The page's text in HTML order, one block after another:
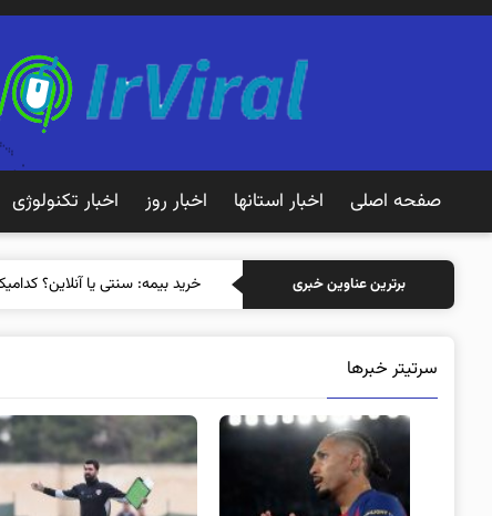
صفحه اصلی اخبار استانها اخبار روز اخبار تکنولوژی
برترین عناوین خبری خری
سرتیتر خبرها